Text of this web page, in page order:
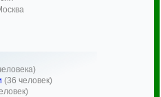
(36 человек)